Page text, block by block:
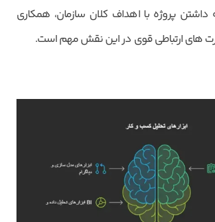
داشتن پروژه با اهداف کلان سازمان، همکاری
های ارتباطی قوی در این نقش مهم است.